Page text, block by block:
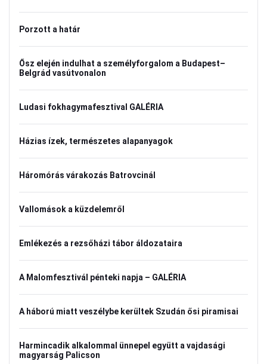
Porzott a határ
Ősz elején indulhat a személyforgalom a Budapest–
Belgrád vasútvonalon
Ludasi fokhagymafesztival GALÉRIA
Házias ízek, természetes alapanyagok
Háromórás várakozás Batrovcinál
Vallomások a küzdelemről
Emlékezés a rezsőházi tábor áldozataira
A Malomfesztivál pénteki napja – GALÉRIA
A háború miatt veszélybe kerültek Szudán ősi piramisai
Harmincadik alkalommal ünnepel együtt a vajdasági
magyarság Palicson